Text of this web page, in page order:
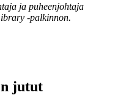
ja puheenjohtaja
-palkinnon.
jutut